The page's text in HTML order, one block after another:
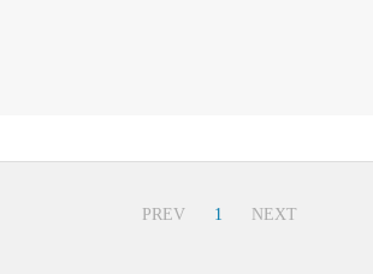
PREV 1 NEXT